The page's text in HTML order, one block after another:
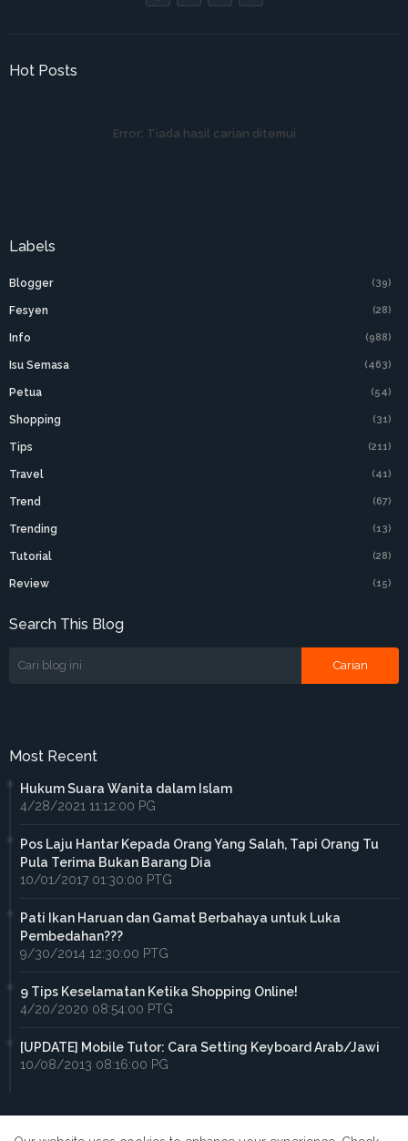
Hot Posts
Error: Tiada hasil carian ditemui
Labels
Blogger (39)
Fesyen (28)
Info (988)
Isu Semasa (463)
Petua (54)
Shopping (31)
Tips (211)
Travel (41)
Trend (67)
Trending (13)
Tutorial (28)
Review (15)
Search This Blog
Most Recent
Hukum Suara Wanita dalam Islam
4/28/2021 11:12:00 PG
Pos Laju Hantar Kepada Orang Yang Salah, Tapi Orang Tu
Pula Terima Bukan Barang Dia
10/01/2017 01:30:00 PTG
Pati Ikan Haruan dan Gamat Berbahaya untuk Luka
Pembedahan???
9/30/2014 12:30:00 PTG
9 Tips Keselamatan Ketika Shopping Online!
4/20/2020 08:54:00 PTG
[UPDATE] Mobile Tutor: Cara Setting Keyboard Arab/Jawi
10/08/2013 08:16:00 PG